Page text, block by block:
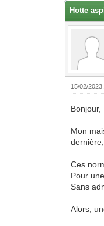
Hotte
15/02/
Bonjour,
Mon
Ces
Pour
Sans
Alors,